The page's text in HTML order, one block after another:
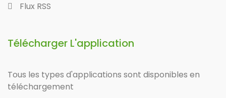
Flux RSS
Télécharger L'application
Tous les types d'applications sont disponibles en
téléchargement